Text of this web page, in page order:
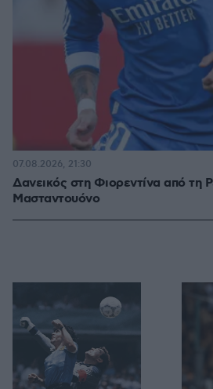
Δανεικός στη Φιορεντίνα από τη
Μασταντουόνο
07.08.2026, 21:30